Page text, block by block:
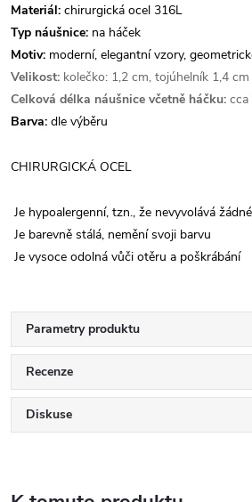
Materiál: chirurgická ocel 316L
Typ náušnice: na háček
Motiv: moderní, elegantní vzory,
Velikost: kolečko: 1,2 cm, tojúhelník 1,4 cm
Celková délka náušnice včetně háčku: cca
Barva: dle výběru
CHIRURGICKÁ OCEL
Je hypoalergenní, tzn., že nevyvolává
Je barevně stálá, nemění svoji barvu
Je vysoce odolná vůči otěru a poškrábání
Parametry produktu
Recenze
Diskuse